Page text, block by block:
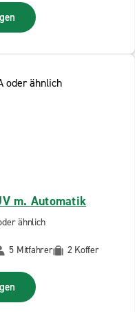
m. Automatik
ähnlich
5 Mitfahrer 2 Koffer